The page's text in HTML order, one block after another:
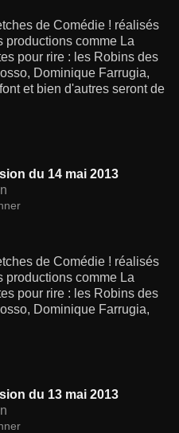
de Comédie ! réalisés
productions comme La
pour rire : les Robins des
Dominique Farrugia,
et bien d'autres seront de
du 14 mai 2013
de Comédie ! réalisés
productions comme La
pour rire : les Robins des
Dominique Farrugia,
du 13 mai 2013